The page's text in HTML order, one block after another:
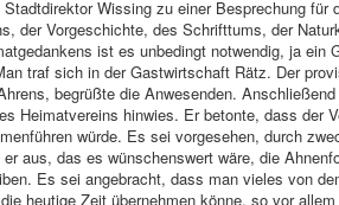
Wissing zu einer Besprechung für
der Vorgeschichte, des Schrifttums, der
ist es unbedingt notwendig, ja ein
traf sich in der Gastwirtschaft Rätz. Der
begrüßte die Anwesenden.
Heimatvereins hinwies. Er betonte, dass der
würde. Es sei vorgesehen, durch
aus, das es wünschenswert wäre, die
Es sei angebracht, dass man vieles von
heutige Zeit übernehmen könne, so vor